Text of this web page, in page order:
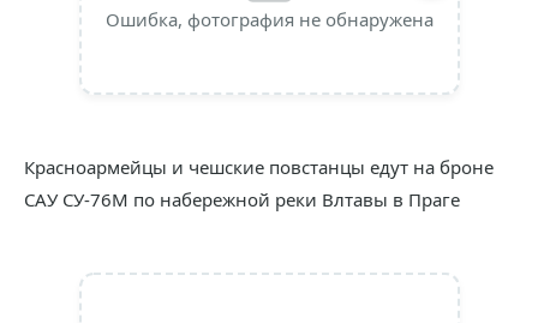
Ошибка, фотография не обнаружена
Красноармейцы и чешские повстанцы едут на броне
САУ СУ-76М по набережной реки Влтавы в Праге